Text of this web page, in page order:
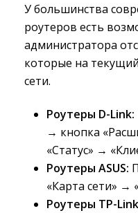
У большинства
роутеров есть
администратора
которые на
сети.
Роутеры D-Link:
→ кнопка
«Статус» →
Роутеры ASUS:
«Карта сети» →
Роутеры TP-